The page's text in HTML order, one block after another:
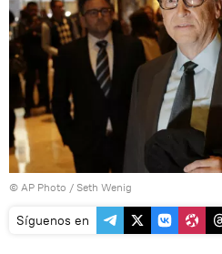
© AP Photo / Seth Wenig
Síguenos en